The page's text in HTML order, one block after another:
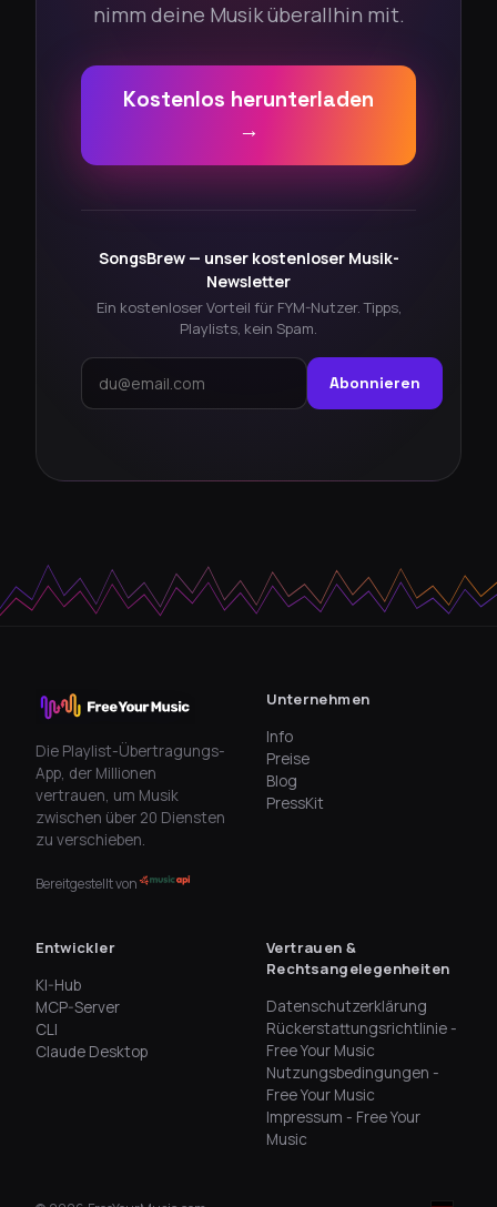
nimm deine Musik überallhin mit.
Kostenlos herunterladen
→
SongsBrew — unser kostenloser Musik-
Newsletter
Ein kostenloser Vorteil für FYM-Nutzer. Tipps,
Playlists, kein Spam.
Abonnieren
Die Playlist-Übertragungs-
App, der Millionen
vertrauen, um Musik
zwischen über 20 Diensten
zu verschieben.
Bereitgestellt von
Unternehmen
Info
Preise
Blog
PressKit
Entwickler
KI-Hub
MCP-Server
CLI
Claude Desktop
Vertrauen &
Rechtsangelegenheiten
Datenschutzerklärung
Rückerstattungsrichtlinie -
Free Your Music
Nutzungsbedingungen -
Free Your Music
Impressum - Free Your
Music